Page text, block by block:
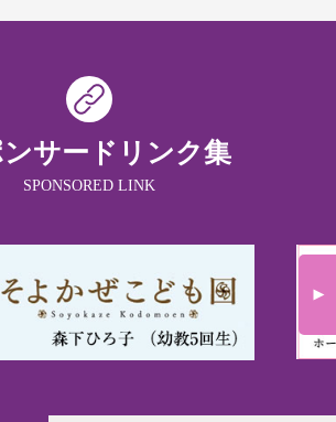
サードリンク集
SPONSORED LINK